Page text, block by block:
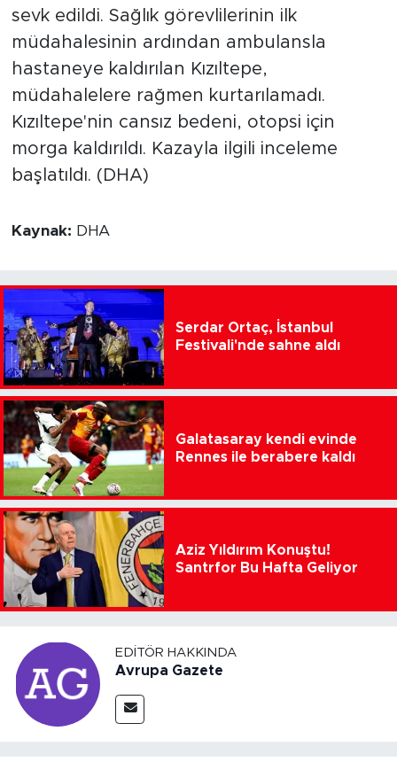
sevk edildi. Sağlık görevlilerinin ilk
müdahalesinin ardından ambulansla
hastaneye kaldırılan Kızıltepe,
müdahalelere rağmen kurtarılamadı.
Kızıltepe'nin cansız bedeni, otopsi için
morga kaldırıldı. Kazayla ilgili inceleme
başlatıldı. (DHA)
Kaynak: DHA
Serdar Ortaç, İstanbul
Festivali'nde sahne aldı
Galatasaray kendi evinde
Rennes ile berabere kaldı
Aziz Yıldırım Konuştu!
Santrfor Bu Hafta Geliyor
EDITÖR HAKKINDA
Avrupa Gazete